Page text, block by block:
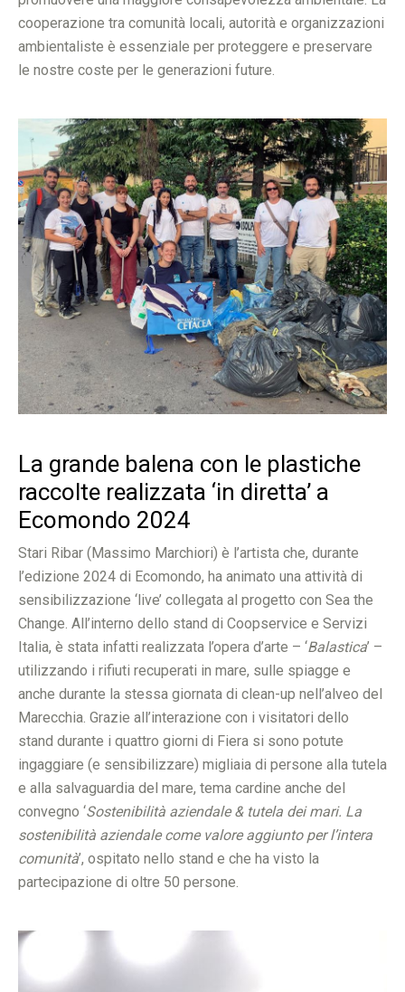
cooperazione tra comunità locali, autorità e organizzazioni
ambientaliste è essenziale per proteggere e preservare
le nostre coste per le generazioni future.
La grande balena con le plastiche
raccolte realizzata ‘in diretta’ a
Ecomondo 2024
Stari Ribar (Massimo Marchiori) è l’artista che, durante
l’edizione 2024 di Ecomondo, ha animato una attività di
sensibilizzazione ‘live’ collegata al progetto con Sea the
Change. All’interno dello stand di Coopservice e Servizi
Italia, è stata infatti realizzata l’opera d’arte – ‘Balastica’ –
utilizzando i rifiuti recuperati in mare, sulle spiagge e
anche durante la stessa giornata di clean-up nell’alveo del
Marecchia. Grazie all’interazione con i visitatori dello
stand durante i quattro giorni di Fiera si sono potute
ingaggiare (e sensibilizzare) migliaia di persone alla tutela
e alla salvaguardia del mare, tema cardine anche del
convegno ‘Sostenibilità aziendale & tutela dei mari. La
sostenibilità aziendale come valore aggiunto per l’intera
comunità’, ospitato nello stand e che ha visto la
partecipazione di oltre 50 persone.